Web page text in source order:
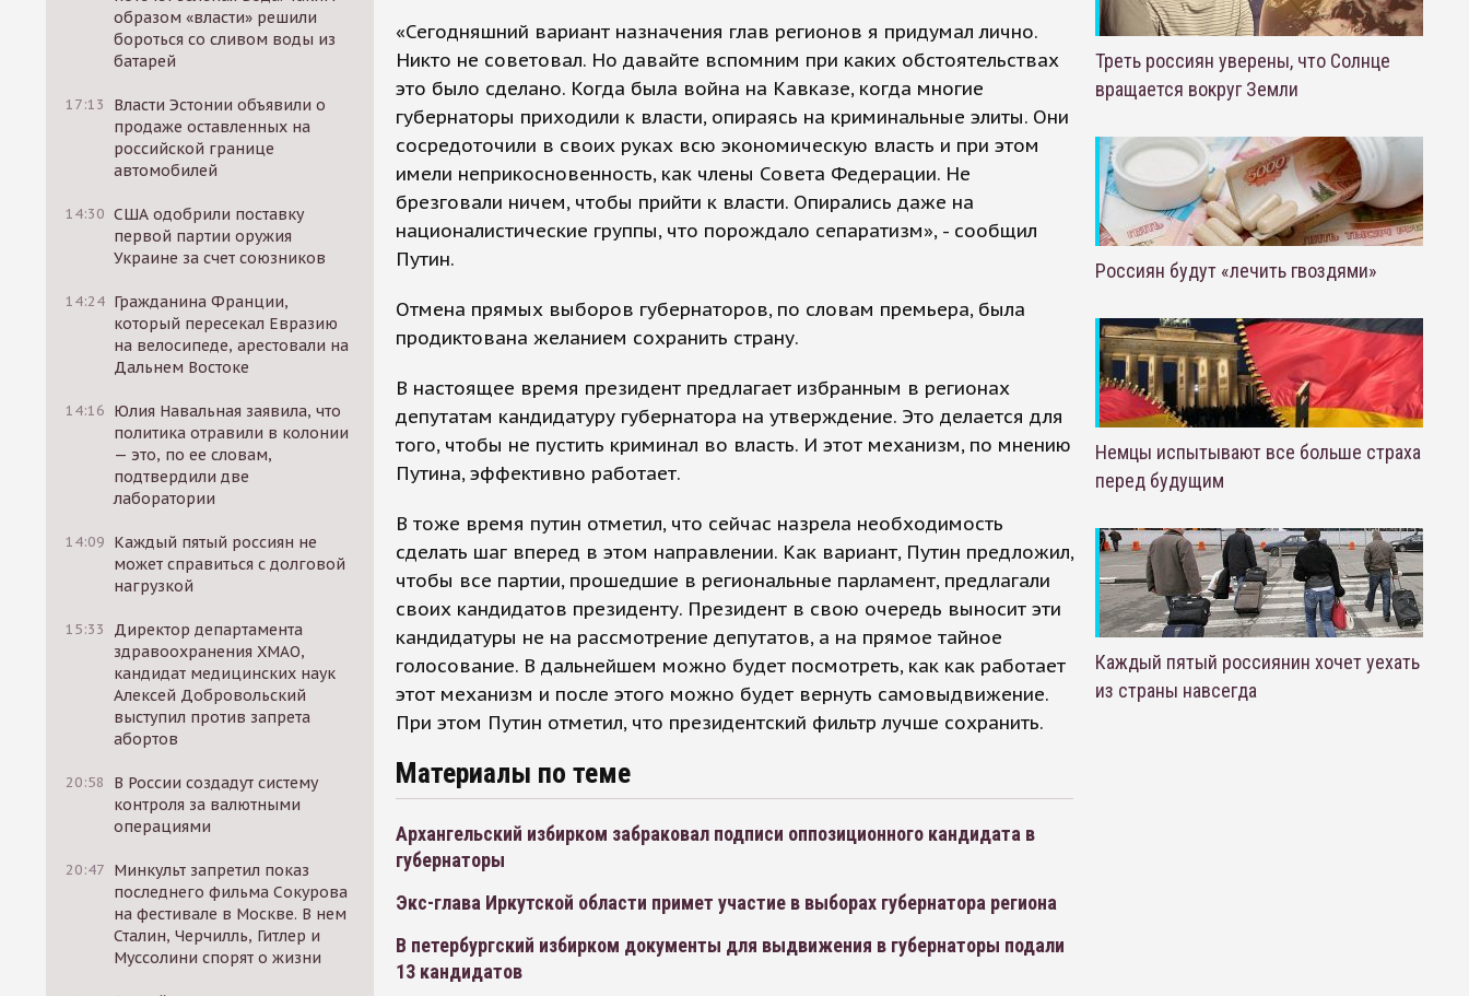
образом «власти» решили
бороться со сливом воды из
батарей
17:13
Власти Эстонии объявили о
продаже оставленных на
российской границе
автомобилей
14:30 США одобрили поставку
первой партии оружия
Украине за счет союзников
14:24 Гражданина Франции,
который пересекал Евразию
на велосипеде, арестовали на
Дальнем Востоке
14:16 Юлия Навальная заявила, что
политика отравили в колонии
— это, по ее словам,
подтвердили две
лаборатории
14:09 Каждый пятый россиян не
может справиться с долговой
нагрузкой
15:33
Директор департамента
здравоохранения ХМАО,
кандидат медицинских наук
Алексей Добровольский
выступил против запрета
абортов
20:58
В России создадут систему
контроля за валютными
операциями
20:47 Минкульт запретил показ
последнего фильма Сокурова
на фестивале в Москве. В нем
Сталин, Черчилль, Гитлер и
Муссолини спорят о жизни
«Сегодняшний вариант назначения глав регионов я придумал лично.
Никто не советовал. Но давайте вспомним при каких обстоятельствах
это было сделано. Когда была война на Кавказе, когда многие
губернаторы приходили к власти, опираясь на криминальные элиты. Они
сосредоточили в своих руках всю экономическую власть и при этом
имели неприкосновенность, как члены Совета Федерации. Не
брезговали ничем, чтобы прийти к власти. Опирались даже на
националистические группы, что порождало сепаратизм», - сообщил
Путин.
Отмена прямых выборов губернаторов, по словам премьера, была
продиктована желанием сохранить страну.
В настоящее время президент предлагает избранным в регионах
депутатам кандидатуру губернатора на утверждение. Это делается для
того, чтобы не пустить криминал во власть. И этот механизм, по мнению
Путина, эффективно работает.
В тоже время путин отметил, что сейчас назрела необходимость
сделать шаг вперед в этом направлении. Как вариант, Путин предложил,
чтобы все партии, прошедшие в региональные парламент, предлагали
своих кандидатов президенту. Президент в свою очередь выносит эти
кандидатуры не на рассмотрение депутатов, а на прямое тайное
голосование. В дальнейшем можно будет посмотреть, как как работает
этот механизм и после этого можно будет вернуть самовыдвижение.
При этом Путин отметил, что президентский фильтр лучше сохранить.
Материалы по теме
Архангельский избирком забраковал подписи оппозиционного кандидата в
губернаторы
Экс-глава Иркутской области примет участие в выборах губернатора региона
В петербургский избирком документы для выдвижения в губернаторы подали
13 кандидатов
Треть россиян уверены, что Солнце
вращается вокруг Земли
Россиян будут «лечить гвоздями»
Немцы испытывают все больше страха
перед будущим
Каждый пятый россиянин хочет уехать
из страны навсегда